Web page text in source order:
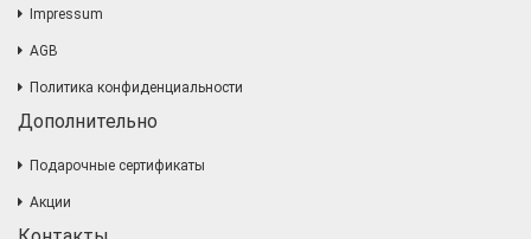
Impressum
AGB
Политика конфиденциальности
Дополнительно
Подарочные сертификаты
Акции